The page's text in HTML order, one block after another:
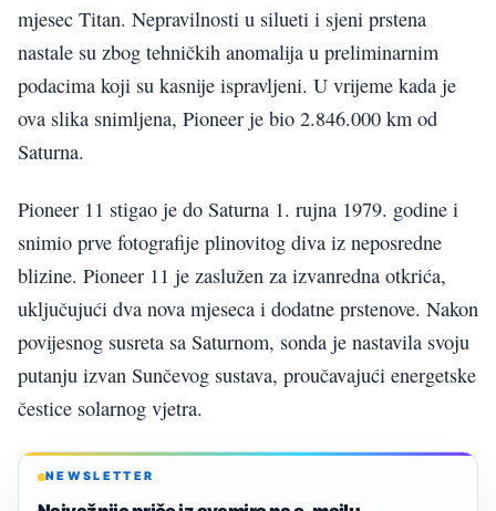
mjesec Titan. Nepravilnosti u silueti i sjeni prstena
nastale su zbog tehničkih anomalija u preliminarnim
podacima koji su kasnije ispravljeni. U vrijeme kada je
ova slika snimljena, Pioneer je bio 2.846.000 km od
Saturna.
Pioneer 11 stigao je do Saturna 1. rujna 1979. godine i
snimio prve fotografije plinovitog diva iz neposredne
blizine. Pioneer 11 je zaslužen za izvanredna otkrića,
uključujući dva nova mjeseca i dodatne prstenove. Nakon
povijesnog susreta sa Saturnom, sonda je nastavila svoju
putanju izvan Sunčevog sustava, proučavajući energetske
čestice solarnog vjetra.
NEWSLETTER